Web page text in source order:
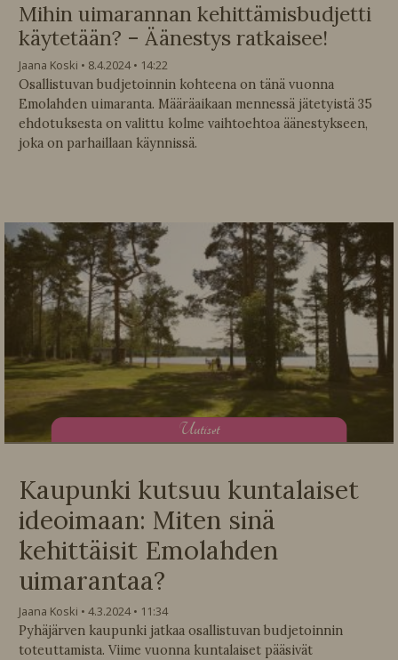
Mihin uimarannan kehittämisbudjetti
käytetään? – Äänestys ratkaisee!
Jaana Koski 8.4.2024
14:22
Osallistuvan budjetoinnin kohteena on tänä vuonna
Emolahden uimaranta. Määräaikaan mennessä jätetyistä 35
ehdotuksesta on valittu kolme vaihtoehtoa äänestykseen,
joka on parhaillaan käynnissä.
Uutiset
Kaupunki kutsuu kuntalaiset
ideoimaan: Miten sinä
kehittäisit Emolahden
uimarantaa?
Jaana Koski 4.3.2024
11:34
Pyhäjärven kaupunki jatkaa osallistuvan budjetoinnin
toteuttamista. Viime vuonna kuntalaiset pääsivät